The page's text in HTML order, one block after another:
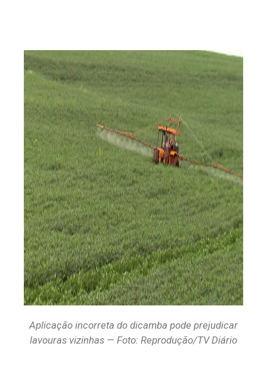
Aplicação incorreta do dicamba pode prejudicar
lavouras vizinhas — Foto: Reprodução/TV Diário